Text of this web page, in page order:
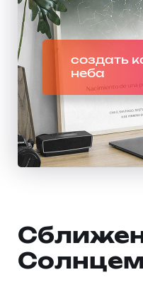
создать
неба
Солнцем